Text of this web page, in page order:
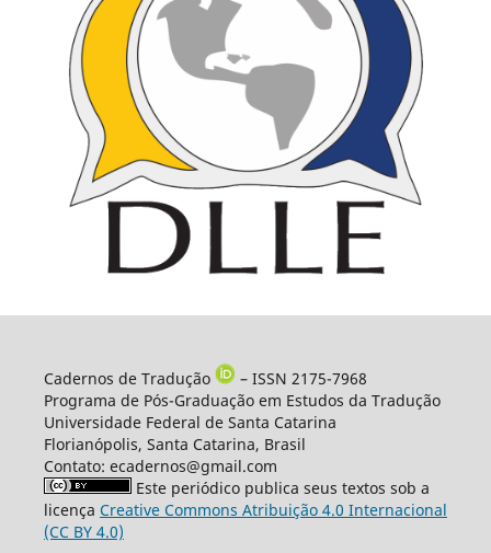
Cadernos de Tradução
– ISSN 2175-7968
Programa de Pós-Graduação em Estudos da Tradução
Universidade Federal de Santa Catarina
Florianópolis, Santa Catarina, Brasil
Contato: ecadernos@gmail.com
Este periódico publica seus textos sob a
licença Creative Commons Atribuição 4.0 Internacional
(CC BY 4.0)